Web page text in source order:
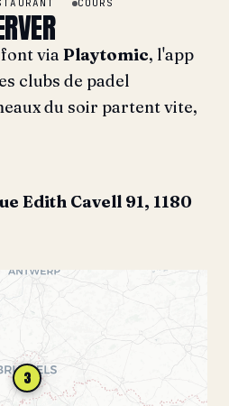
COURS
via Playtomic, l'app
clubs de padel
du soir partent vite,
Edith Cavell 91, 1180
3